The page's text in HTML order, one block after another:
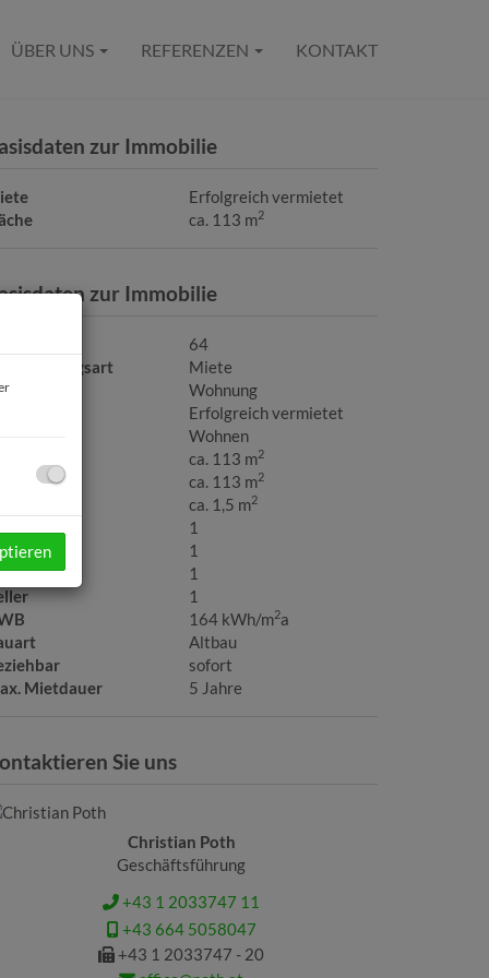
ÜBER UNS REFERENZEN KONTAKT
zur Immobilie
Erfolgreich vermietet
ca. 113 m2
zur Immobilie
64
Miete
Wohnung
Erfolgreich vermietet
Wohnen
ca. 113 m2
ca. 113 m2
ca. 1,5 m2
1
1
1
1
164 kWh/m2a
Altbau
sofort
Mietdauer
5 Jahre
Sie uns
Christian Poth
Geschäftsführung
+43 1 2033747 11
+43 664 5058047
+43 1 2033747 - 20